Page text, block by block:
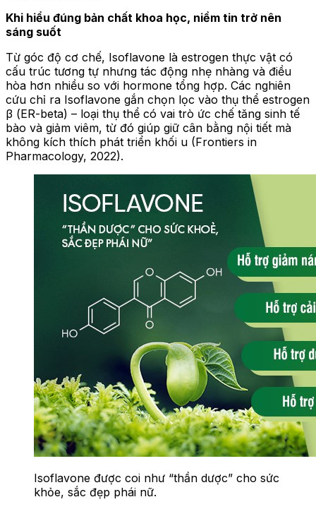
Khi hiểu đúng bản chất khoa học, niềm tin trở nên
sáng suốt
Từ góc độ cơ chế, Isoflavone là estrogen thực vật có
cấu trúc tương tự nhưng tác động nhẹ nhàng và điều
hòa hơn nhiều so với hormone tổng hợp. Các nghiên
cứu chỉ ra Isoflavone gắn chọn lọc vào thụ thể estrogen
β (ER-beta) – loại thụ thể có vai trò ức chế tăng sinh tế
bào và giảm viêm, từ đó giúp giữ cân bằng nội tiết mà
không kích thích phát triển khối u (Frontiers in
Pharmacology, 2022).
Isoflavone được coi như “thần dược” cho sức
khỏe, sắc đẹp phái nữ.